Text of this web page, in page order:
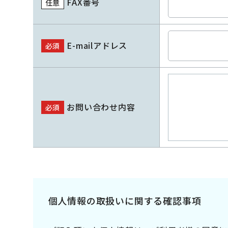
任意
必須 E-mailアドレス
必須 お問い合わせ内容
個人情報の取扱いに関する確認事項